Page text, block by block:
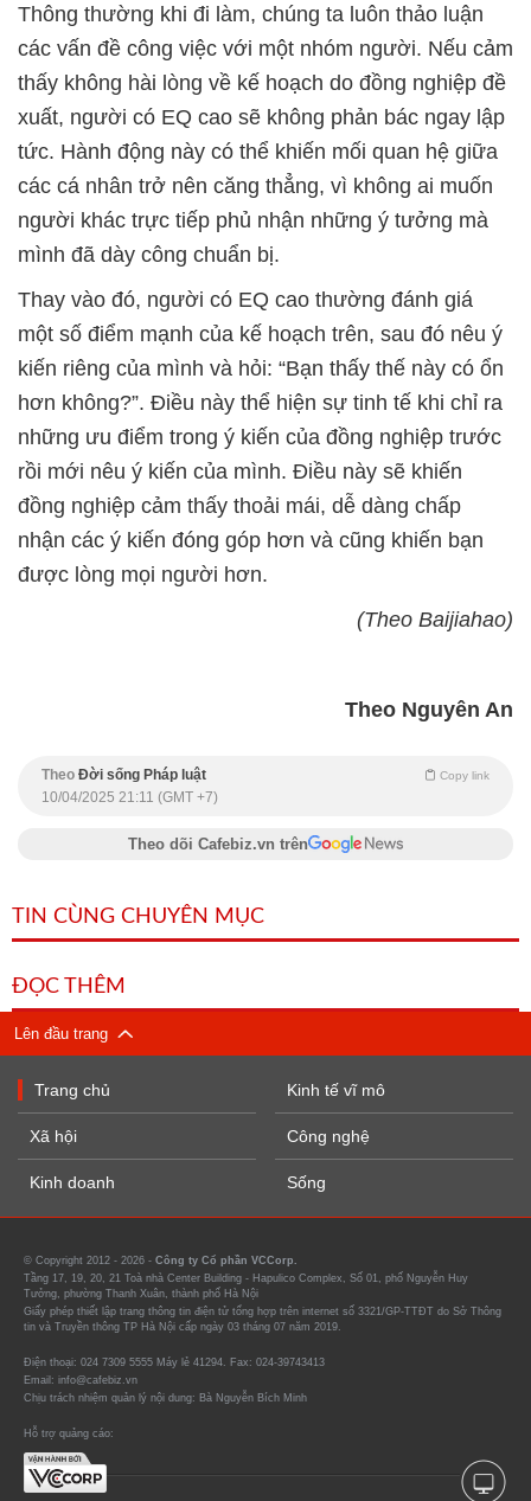
Thông thường khi đi làm, chúng ta luôn thảo luận
các vấn đề công việc với một nhóm người. Nếu cảm
thấy không hài lòng về kế hoạch do đồng nghiệp đề
xuất, người có EQ cao sẽ không phản bác ngay lập
tức. Hành động này có thể khiến mối quan hệ giữa
các cá nhân trở nên căng thẳng, vì không ai muốn
người khác trực tiếp phủ nhận những ý tưởng mà
mình đã dày công chuẩn bị.
Thay vào đó, người có EQ cao thường đánh giá
một số điểm mạnh của kế hoạch trên, sau đó nêu ý
kiến riêng của mình và hỏi: “Bạn thấy thế này có ổn
hơn không?”. Điều này thể hiện sự tinh tế khi chỉ ra
những ưu điểm trong ý kiến của đồng nghiệp trước
rồi mới nêu ý kiến của mình. Điều này sẽ khiến
đồng nghiệp cảm thấy thoải mái, dễ dàng chấp
nhận các ý kiến đóng góp hơn và cũng khiến bạn
được lòng mọi người hơn.
(Theo Baijiahao)
Theo Nguyên An
Theo Đời sống Pháp luật Copy link
10/04/2025 21:11 (GMT +7)
Theo dõi Cafebiz.vn trên
TIN CÙNG CHUYÊN MỤC
ĐỌC THÊM
Lên đầu trang
Trang chủ
Xã hội
Kinh doanh
Kinh tế vĩ mô
Công nghệ
Sống
© Copyright 2012 - 2026 - Công ty Cổ phần VCCorp.
Tầng 17, 19, 20, 21 Toà nhà Center Building - Hapulico Complex, Số 01, phố Nguyễn Huy
Tưởng, phường Thanh Xuân, thành phố Hà Nội
Giấy phép thiết lập trang thông tin điện tử tổng hợp trên internet số 3321/GP-TTĐT do Sở Thông
tin và Truyền thông TP Hà Nội cấp ngày 03 tháng 07 năm 2019.
Điện thoại: 024 7309 5555 Máy lẻ 41294. Fax: 024-39743413
Email: info@cafebiz.vn
Chịu trách nhiệm quản lý nội dung: Bà Nguyễn Bích Minh
Hỗ trợ quảng cáo: